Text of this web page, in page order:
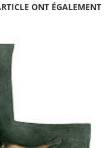
ONT ÉGALEMENT